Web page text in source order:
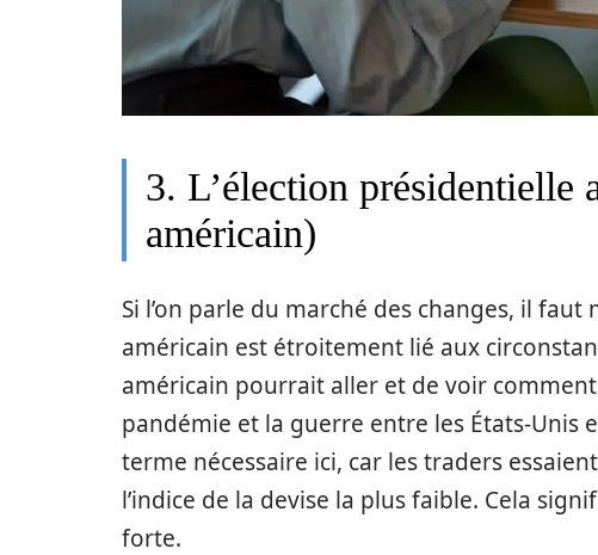
3. L’élection présidentielle
américain)
Si l’on parle du marché des changes, il
américain est étroitement lié aux
américain pourrait aller et de voir
pandémie et la guerre entre les États-Unis
terme nécessaire ici, car les traders
l’indice de la devise la plus faible. Cela
forte.